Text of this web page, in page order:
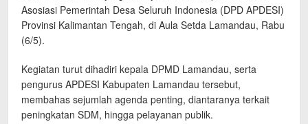
Asosiasi Pemerintah Desa Seluruh Indonesia (DPD APDESI)
Provinsi Kalimantan Tengah, di Aula Setda Lamandau, Rabu
(6/5).
Kegiatan turut dihadiri kepala DPMD Lamandau, serta
pengurus APDESI Kabupaten Lamandau tersebut,
membahas sejumlah agenda penting, diantaranya terkait
peningkatan SDM, hingga pelayanan publik.